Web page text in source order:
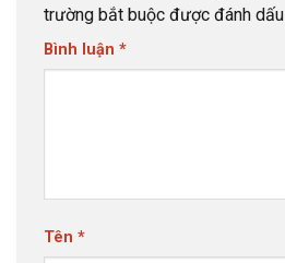
trường bắt buộc được đánh dấu
Bình luận *
Tên *